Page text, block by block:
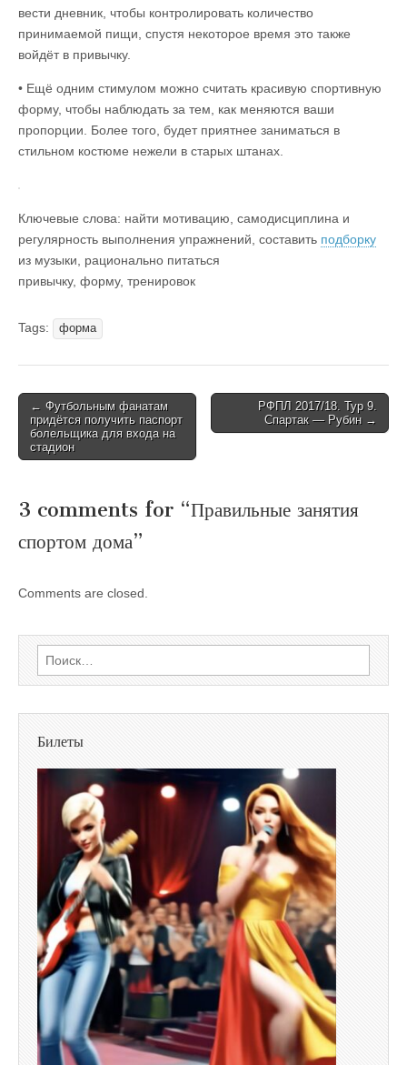
вести дневник, чтобы контролировать количество
принимаемой пищи, спустя некоторое время это также
войдёт в привычку.
• Ещё одним стимулом можно считать красивую спортивную
форму, чтобы наблюдать за тем, как меняются ваши
пропорции. Более того, будет приятнее заниматься в
стильном костюме нежели в старых штанах.
Ключевые слова: найти мотивацию, самодисциплина и
регулярность выполнения упражнений, составить подборку
из музыки, рационально питаться
привычку, форму, тренировок
Tags: форма
Post
navigation
← Футбольным фанатам
придётся получить паспорт
болельщика для входа на
стадион
РФПЛ 2017/18. Тур 9.
Спартак — Рубин →
3 comments for “Правильные занятия
спортом дома”
Comments are closed.
Найти:
Билеты